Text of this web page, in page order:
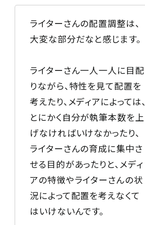
ライターさんの配置調整は、
大変な部分だなと感じます。
ライターさん一人一人に目配
りながら、特性を見て配置を
考えたり、メディアによっては、
とにかく自分が執筆本数を上
げなければいけなかったり、
ライターさんの育成に集中さ
せる目的があったりと、メディ
アの特徴やライターさんの状
況によって配置を考えなくて
はいけないんです。